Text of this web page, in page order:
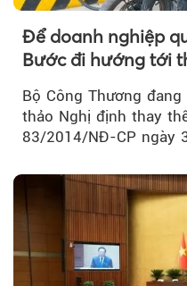
Để doanh nghiệp
Bước đi hướng tới
Bộ Công Thương
thảo Nghị định thay
83/2014/NĐ-CP ngày